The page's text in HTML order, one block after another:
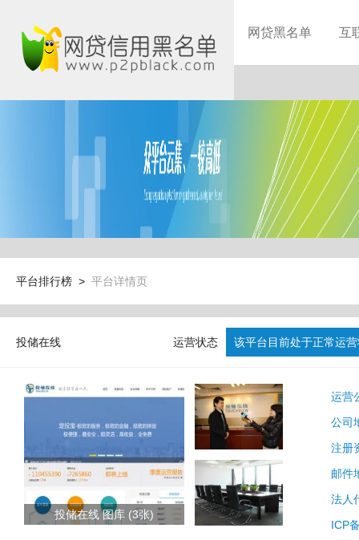
网贷黑名单 互
平台排行榜 > 平台详情页
投储在线 运营状态 该平台目前处于正常运
投储在线 图库 (3张)
运营
公司
注册
邮件
法人
ICP